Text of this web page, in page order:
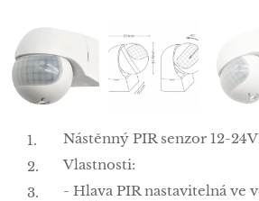
Nástěnný PIR senzor 12-
Vlastnosti:
- Hlava PIR nastavitelná ve